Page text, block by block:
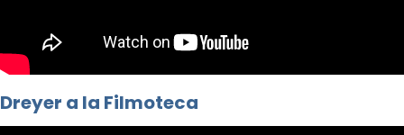
Dreyer a la Filmoteca